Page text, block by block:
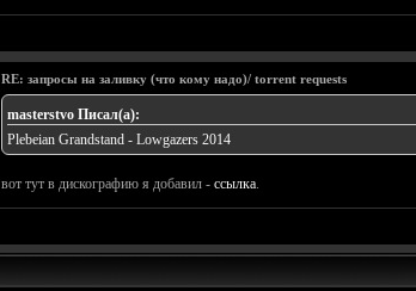
RE: запросы на заливку (что кому надо)/ torrent requests
masterstvo Писал(а):
Plebeian Grandstand - Lowgazers 2014
вот тут в дискографию я добавил - ссылка.